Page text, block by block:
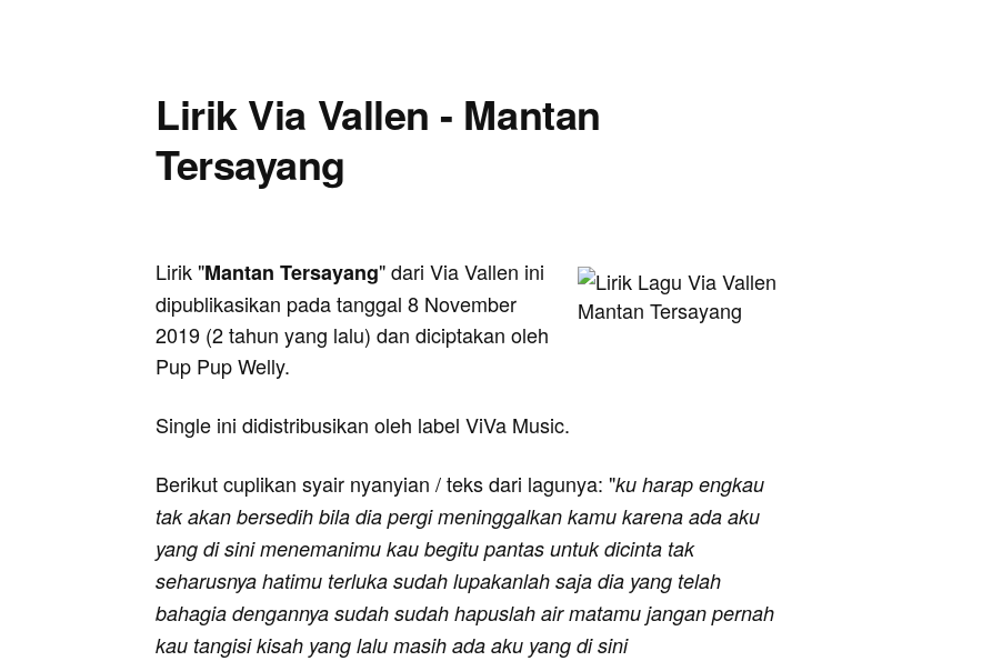
Lirik Via Vallen - Mantan
Tersayang
Lirik "Mantan Tersayang" dari Via Vallen ini
dipublikasikan pada tanggal 8 November
2019 (2 tahun yang lalu) dan diciptakan oleh
Pup Pup Welly.
Single ini didistribusikan oleh label ViVa Music.
Berikut cuplikan syair nyanyian / teks dari lagunya: "ku harap engkau
tak akan bersedih bila dia pergi meninggalkan kamu karena ada aku
yang di sini menemanimu kau begitu pantas untuk dicinta tak
seharusnya hatimu terluka sudah lupakanlah saja dia yang telah
bahagia dengannya sudah sudah hapuslah air matamu jangan pernah
kau tangisi kisah yang lalu masih ada aku yang di sini